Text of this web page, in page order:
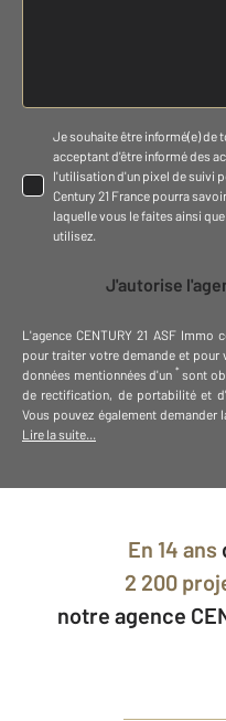
Je souhaite être informé(e) de
acceptant d'être informé des
l'utilisation d'un pixel de suivi
Century 21 France pourra
laquelle vous le faites ainsi
utilisez.
J'autorise
L'agence CENTURY 21 ASF Immo
pour traiter votre demande et pour
données mentionnées d'un * sont
de rectification, de portabilité et
Vous pouvez également
Lire la suite...
En 14 ans
2 200
notre agence